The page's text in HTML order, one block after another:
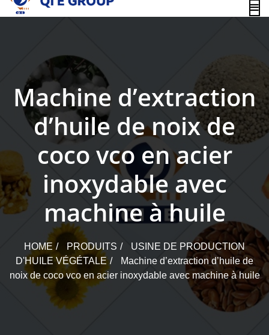
content
Machine d’extraction
d’huile de noix de
coco vco en acier
inoxydable avec
machine à huile
HOME PRODUITS
USINE DE PRODUCTION
D'HUILE VÉGÉTALE
Machine d’extraction d’huile de
noix de coco vco en acier inoxydable avec machine à huile